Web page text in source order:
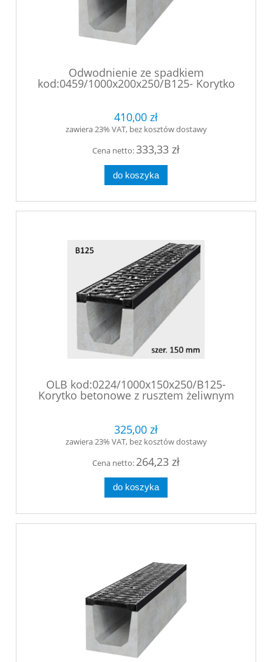
Odwodnienie ze spadkiem
kod:0459/1000x200x250/B125- Korytko
410,00 zł
zawiera 23% VAT, bez kosztów dostawy
Cena netto:333,33 zł
do koszyka
OLB kod:0224/1000x150x250/B125-
Korytko betonowe z rusztem żeliwnym
325,00 zł
zawiera 23% VAT, bez kosztów dostawy
Cena netto: 264,23 zł
do koszyka